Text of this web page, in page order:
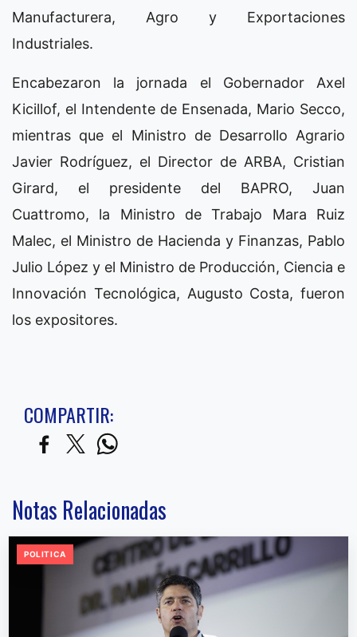
Manufacturera, Agro y Exportaciones
Industriales.
Encabezaron la jornada el Gobernador Axel
Kicillof, el Intendente de Ensenada, Mario Secco,
mientras que el Ministro de Desarrollo Agrario
Javier Rodríguez, el Director de ARBA, Cristian
Girard, el presidente del BAPRO, Juan
Cuattromo, la Ministro de Trabajo Mara Ruiz
Malec, el Ministro de Hacienda y Finanzas, Pablo
Julio López y el Ministro de Producción, Ciencia e
Innovación Tecnológica, Augusto Costa, fueron
los expositores.
COMPARTIR:
Notas Relacionadas
POLITICA